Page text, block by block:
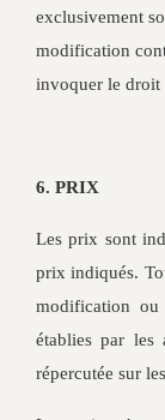
exclusivement
modification
invoquer le droit
6. PRIX
Les prix sont
prix indiqués.
modification
établies par les
répercutée sur